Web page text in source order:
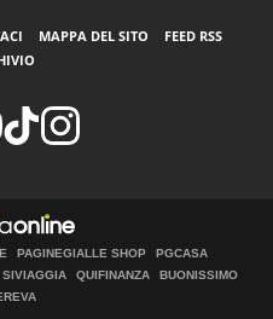
MAPPA DEL SITO
FEED RSS
PAGINEGIALLE SHOP
PGCASA
SIVIAGGIA QUIFINANZA
BUONISSIMO